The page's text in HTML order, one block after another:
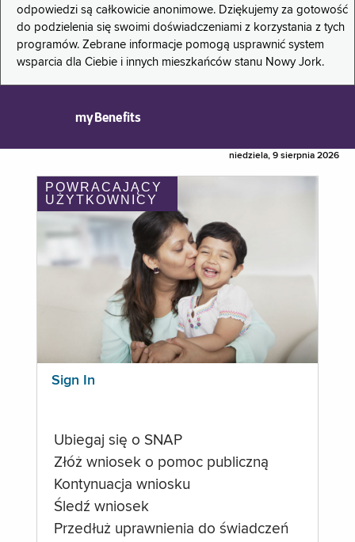
odpowiedzi są całkowicie anonimowe. Dziękujemy za gotowość
do podzielenia się swoimi doświadczeniami z korzystania z tych
programów. Zebrane informacje pomogą usprawnić system
wsparcia dla Ciebie i innych mieszkańców stanu Nowy Jork.
myBenefits
niedziela, 9 sierpnia 2026
POWRACAJĄCY
UŻYTKOWNICY
Sign In
Ubiegaj się o SNAP
Złóż wniosek o pomoc publiczną
Kontynuacja wniosku
Śledź wniosek
Przedłuż uprawnienia do świadczeń